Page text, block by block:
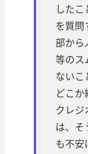
した
を質問
部から
等のス
ないこ
どこか
クレジ
は、そ
も不安